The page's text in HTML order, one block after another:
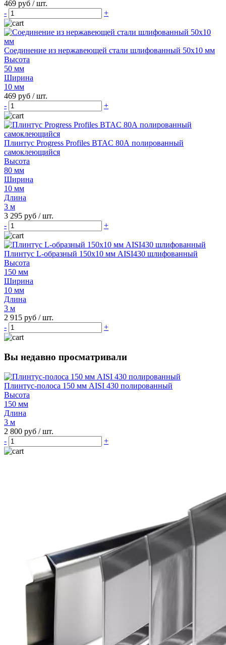
469 руб / шт.
-
+
Соединение из нержавеющей стали шлифованный 50х10 мм
Высота
50 мм
Ширина
10 мм
469 руб / шт.
-
+
Плинтус Progress Profiles BTAC 80А полированный
самоклеющийся
Высота
80 мм
Ширина
10 мм
Длина
3 м
3 295 руб / шт.
-
+
Плинтус L-образный 150х10 мм AISI430 шлифованный
Высота
150 мм
Ширина
10 мм
Длина
3 м
2 915 руб / шт.
-
+
Вы недавно просматривали
Плинтус-полоса 150 мм AISI 430 полированный
Высота
150 мм
Длина
3 м
2 800 руб / шт.
-
+